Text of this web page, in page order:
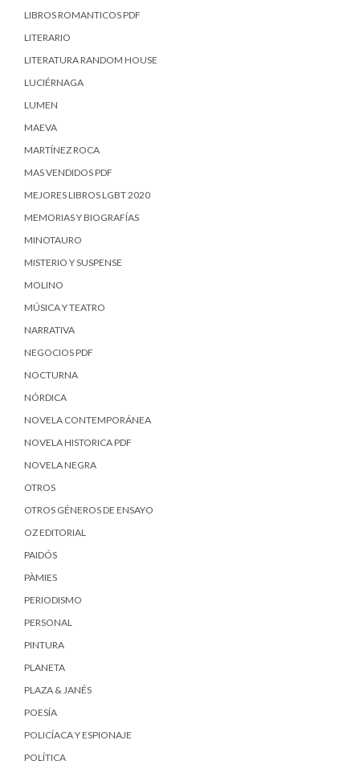
LIBROS ROMANTICOS PDF
LITERARIO
LITERATURA RANDOM HOUSE
LUCIÉRNAGA
LUMEN
MAEVA
MARTÍNEZ ROCA
MAS VENDIDOS PDF
MEJORES LIBROS LGBT 2020
MEMORIAS Y BIOGRAFÍAS
MINOTAURO
MISTERIO Y SUSPENSE
MOLINO
MÚSICA Y TEATRO
NARRATIVA
NEGOCIOS PDF
NOCTURNA
NÓRDICA
NOVELA CONTEMPORÁNEA
NOVELA HISTORICA PDF
NOVELA NEGRA
OTROS
OTROS GÉNEROS DE ENSAYO
OZ EDITORIAL
PAIDÓS
PÀMIES
PERIODISMO
PERSONAL
PINTURA
PLANETA
PLAZA & JANÉS
POESÍA
POLICÍACA Y ESPIONAJE
POLÍTICA